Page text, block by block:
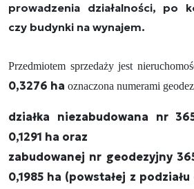
prowadzenia działalności, po
czy budynki na wynajem.
Przedmiotem sprzedaży jest
0,3276 ha oznaczona numerami
działka niezabudowana nr
0,1291 ha oraz
zabudowanej nr geodezyjny
0,1985 ha (powstałej z